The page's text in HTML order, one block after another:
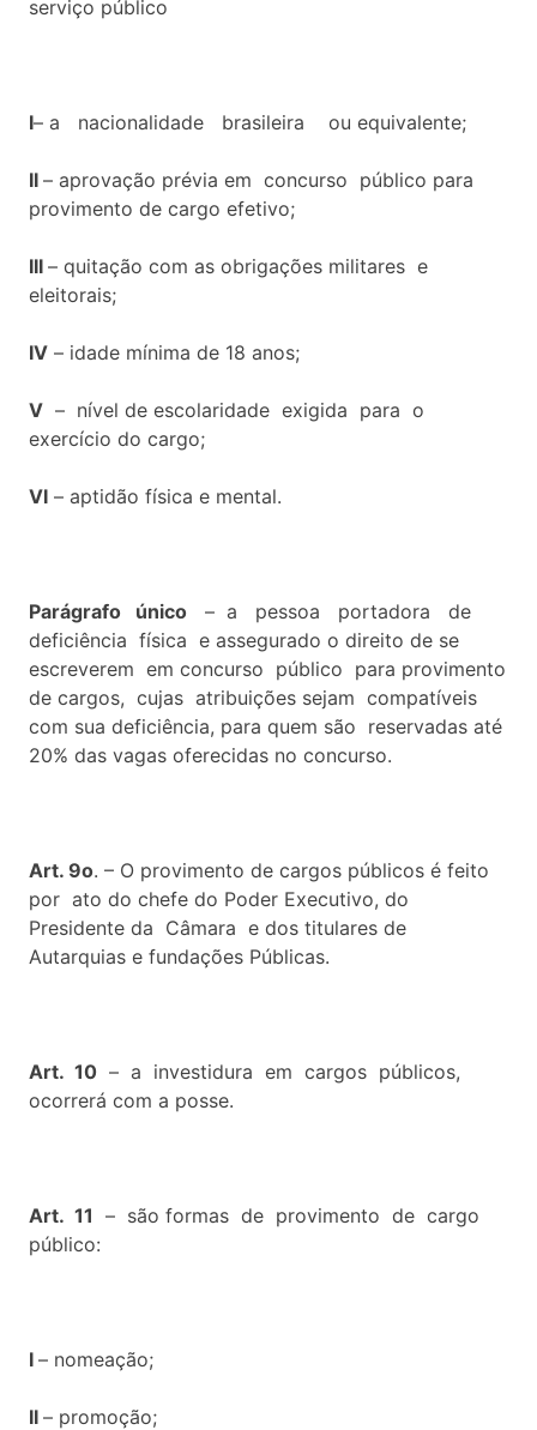
serviço público
I– a nacionalidade brasileira ou equivalente;
II – aprovação prévia em concurso público para
provimento de cargo efetivo;
III – quitação com as obrigações militares e
eleitorais;
IV – idade mínima de 18 anos;
V – nível de escolaridade exigida para o
exercício do cargo;
VI – aptidão física e mental.
Parágrafo único – a pessoa portadora de
deficiência física e assegurado o direito de se
escreverem em concurso público para provimento
de cargos, cujas atribuições sejam compatíveis
com sua deficiência, para quem são reservadas até
20% das vagas oferecidas no concurso.
Art. 9o. – O provimento de cargos públicos é feito
por ato do chefe do Poder Executivo, do
Presidente da Câmara e dos titulares de
Autarquias e fundações Públicas.
Art. 10 – a investidura em cargos públicos,
ocorrerá com a posse.
Art. 11 – são formas de provimento de cargo
público:
I – nomeação;
II – promoção;